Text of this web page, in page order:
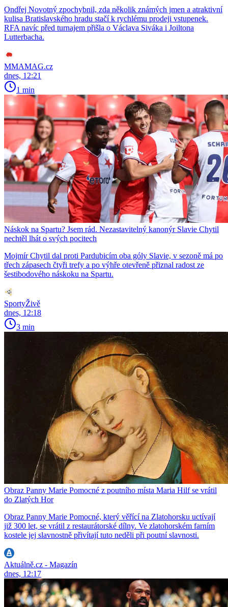
Ondřej Novotný zpochybnil, zda několik známých jmen a atraktivní
kulisa Bratislavského hradu stačí k rychlému prodeji vstupenek.
RFA navíc před turnajem přišla o Václava Siváka i Joiltona
Lutterbacha.
MMAMAG.cz
dnes, 12:21
1 min
Náskok na Spartu? Jsem rád. Nezastavitelný kanonýr Slavie Chytil
nechtěl lhát o svých pocitech
Mojmír Chytil dal proti Pardubicím oba góly Slavie, v sezoně má po
třech zápasech čtyři trefy a po výhře otevřeně přiznal radost ze
šestibodového náskoku na Spartu.
SportyŽivě
dnes, 12:18
3 min
Obraz Panny Marie Pomocné z poutního místa Maria Hilf se vrátil
do Zlatých Hor
Obraz Panny Marie Pomocné, který věřící na Zlatohorsku uctívají
již 300 let, se vrátil z restaurátorské dílny. Ve zlatohorském farním
kostele jej slavnostně přivítají tuto neděli při poutní slavnosti.
Aktuálně.cz - Magazín
dnes, 12:17